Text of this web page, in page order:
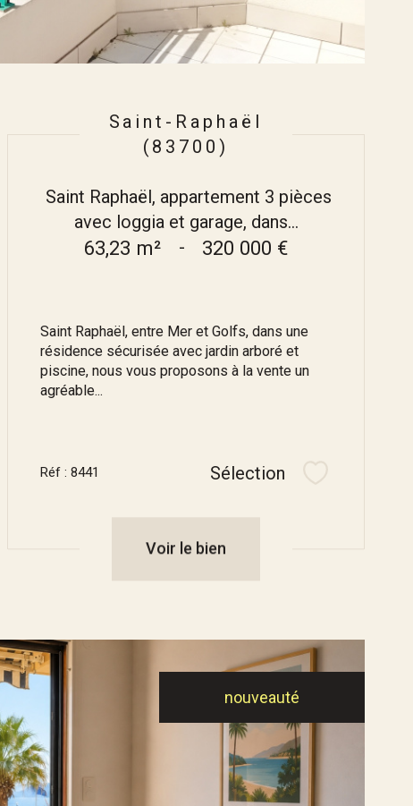
Saint-Raphaël
(83700)
Saint Raphaël, appartement 3 pièces
avec loggia et garage, dans...
63,23 m² - 320 000 €
Saint Raphaël, entre Mer et Golfs, dans une
résidence sécurisée avec jardin arboré et
piscine, nous vous proposons à la vente un
agréable...
Réf : 8441 Sélection
Voir le bien
nouveauté